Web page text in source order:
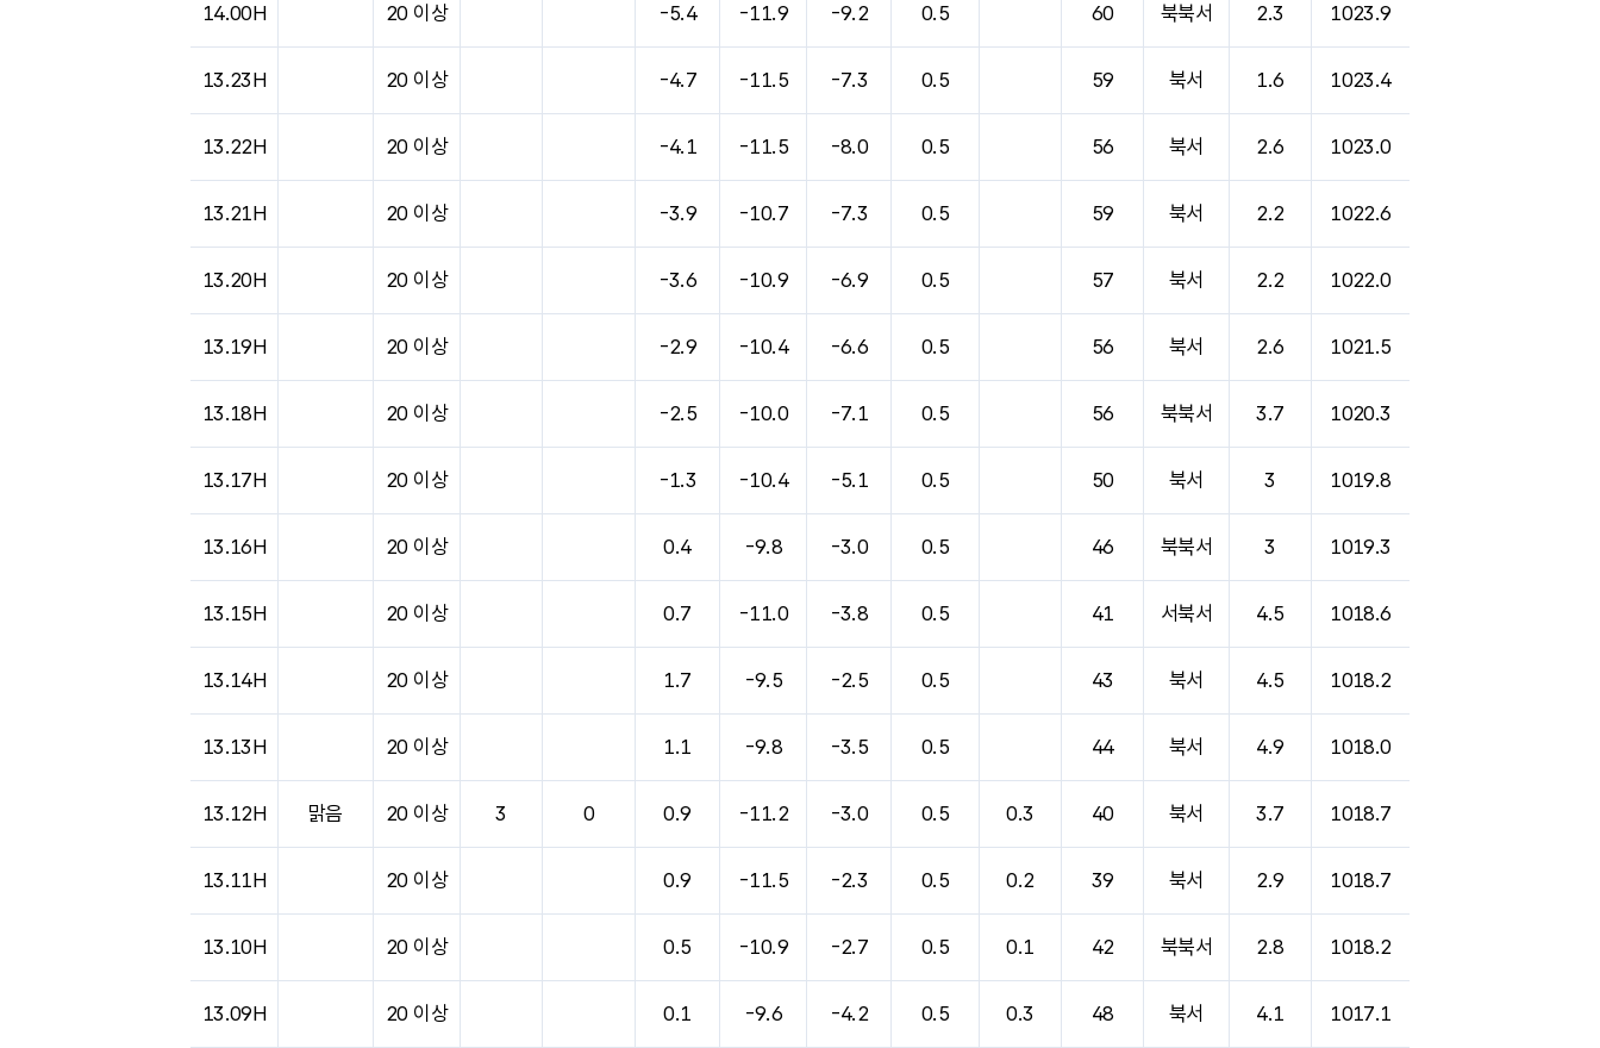
14.00H 20 이상 -5.4 -11.9 -9.2 0.5 60 북북서 2.3 1023.9
13.23H 20 이상 -4.7 -11.5 -7.3 0.5 59 북서 1.6 1023.4
13.22H 20 이상 -4.1 -11.5 -8.0 0.5 56 북서 2.6 1023.0
13.21H 20 이상 -3.9 -10.7 -7.3 0.5 59 북서 2.2 1022.6
13.20H 20 이상 -3.6 -10.9 -6.9 0.5 57 북서 2.2 1022.0
13.19H 20 이상 -2.9 -10.4 -6.6 0.5 56 북서 2.6 1021.5
13.18H 20 이상 -2.5 -10.0 -7.1 0.5 56 북북서 3.7 1020.3
13.17H 20 이상 -1.3 -10.4 -5.1 0.5 50 북서 3 1019.8
13.16H 20 이상 0.4 -9.8 -3.0 0.5 46 북북서 3 1019.3
13.15H 20 이상 0.7 -11.0 -3.8 0.5 41 서북서 4.5 1018.6
13.14H 20 이상 1.7 -9.5 -2.5 0.5 43 북서 4.5 1018.2
13.13H 20 이상 1.1 -9.8 -3.5 0.5 44 북서 4.9 1018.0
13.12H 맑음 20 이상 3 0 0.9 -11.2 -3.0 0.5 0.3 40 북서 3.7 1018.7
13.11H 20 이상 0.9 -11.5 -2.3 0.5 0.2 39 북서 2.9 1018.7
13.10H 20 이상 0.5 -10.9 -2.7 0.5 0.1 42 북북서 2.8 1018.2
13.09H 20 이상 0.1 -9.6 -4.2 0.5 0.3 48 북서 4.1 1017.1